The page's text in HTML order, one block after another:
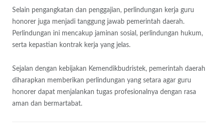
Selain pengangkatan dan penggajian, perlindungan kerja guru
honorer juga menjadi tanggung jawab pemerintah daerah.
Perlindungan ini mencakup jaminan sosial, perlindungan hukum,
serta kepastian kontrak kerja yang jelas.
Sejalan dengan kebijakan Kemendikbudristek, pemerintah daerah
diharapkan memberikan perlindungan yang setara agar guru
honorer dapat menjalankan tugas profesionalnya dengan rasa
aman dan bermartabat.